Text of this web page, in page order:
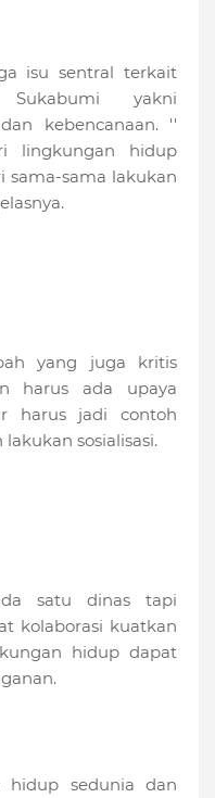
isu sentral terkait
yakni
kebencanaan. ''
lingkungan hidup
sama-sama lakukan
yang juga kritis
harus ada upaya
harus jadi contoh
sosialisasi.
satu dinas tapi
kolaborasi kuatkan
hidup dapat
hidup sedunia dan